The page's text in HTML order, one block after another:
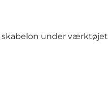
under værktøjet